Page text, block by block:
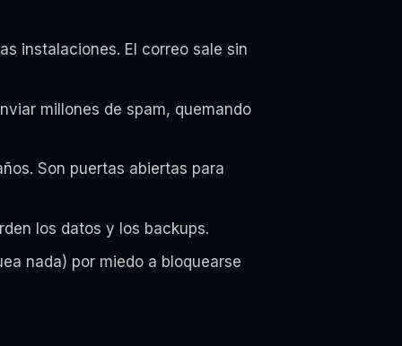
instalaciones. El correo sale sin
millones de spam, quemando
Son puertas abiertas para
los datos y los backups.
nada) por miedo a bloquearse